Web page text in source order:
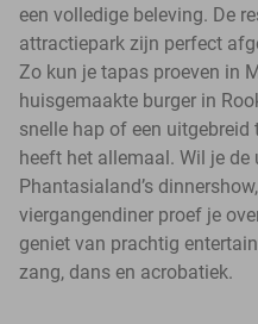
een volledige beleving. De
attractiepark zijn perfect
Zo kun je tapas proeven in
huisgemaakte burger in
snelle hap of een
heeft het allemaal. Wil je
Phantasialand’s
viergangendiner proef je
geniet van prachtig
zang, dans en acrobatiek.